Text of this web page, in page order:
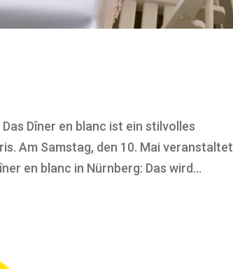
Das Dîner en blanc ist ein stilvolles
Am Samstag, den 10. Mai veranstaltet
en blanc in Nürnberg: Das wird...